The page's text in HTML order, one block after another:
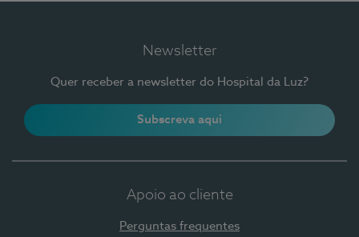
Newsletter
Quer receber a newsletter do Hospital da Luz?
Subscreva aqui
Apoio ao cliente
Perguntas frequentes